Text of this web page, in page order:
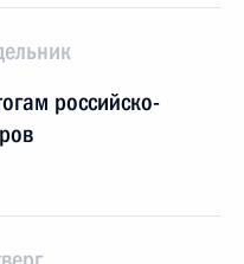
российско-